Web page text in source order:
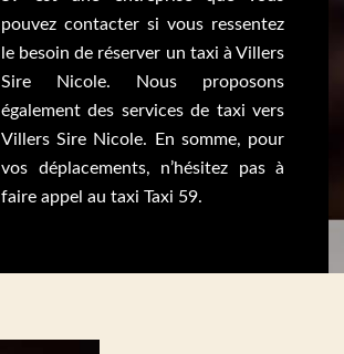
pouvez contacter si vous ressentez
le besoin de réserver un taxi à Villers
Sire Nicole. Nous proposons
également des services de taxi vers
Villers Sire Nicole. En somme, pour
vos déplacements, n’hésitez pas à
faire appel au taxi Taxi 59.